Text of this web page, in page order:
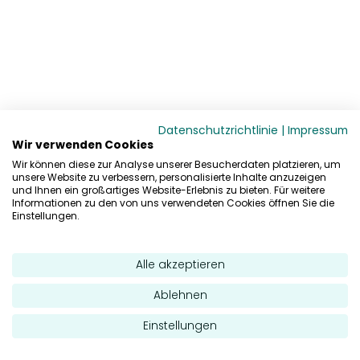
Datenschutzrichtlinie | Impressum
Wir verwenden Cookies
Wir können diese zur Analyse unserer Besucherdaten platzieren, um
unsere Website zu verbessern, personalisierte Inhalte anzuzeigen
und Ihnen ein großartiges Website-Erlebnis zu bieten. Für weitere
Informationen zu den von uns verwendeten Cookies öffnen Sie die
Einstellungen.
Alle akzeptieren
Ablehnen
Einstellungen